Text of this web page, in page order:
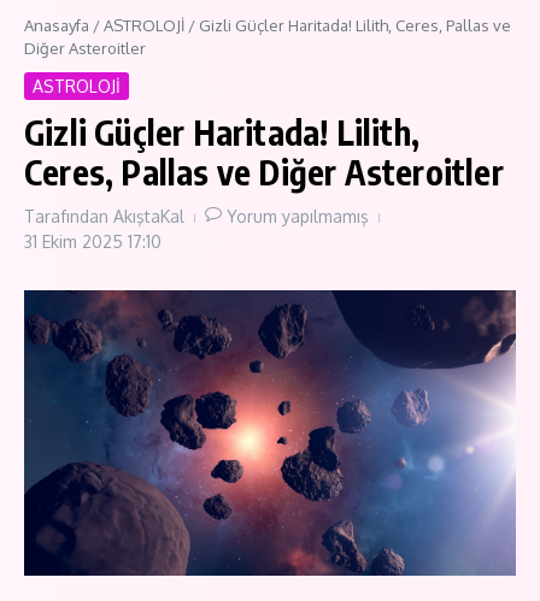
Anasayfa /ASTROLOJİ / Gizli Güçler Haritada! Lilith, Ceres, Pallas ve
Diğer Asteroitler
ASTROLOJİ
Gizli Güçler Haritada! Lilith,
Ceres, Pallas ve Diğer Asteroitler
Tarafından AkıştaKal
Yorum yapılmamış
31 Ekim 2025 17:10